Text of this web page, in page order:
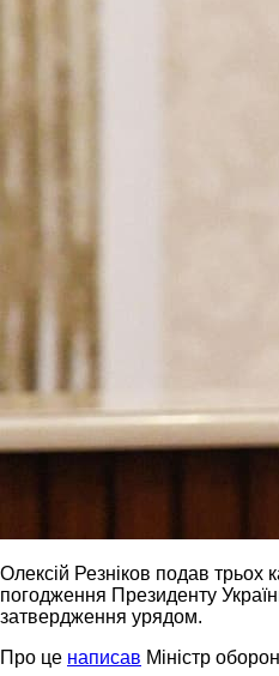
Олексій Резніков подав трьох
погодження Президенту
затвердження урядом.
Про це написав Міністр